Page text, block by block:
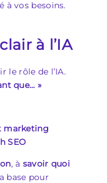
à vos besoins.
à l’IA
le rôle de l’IA.
que… »
marketing
SEO
, à savoir quoi
base pour